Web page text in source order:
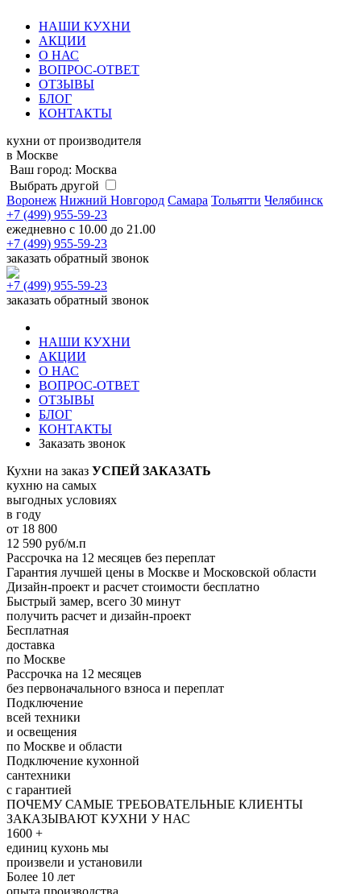
НАШИ КУХНИ
АКЦИИ
О НАС
ВОПРОС-ОТВЕТ
ОТЗЫВЫ
БЛОГ
КОНТАКТЫ
кухни от производителя
в Москве
Ваш город: Москва
Выбрать другой
Воронеж Нижний Новгород Самара Тольятти Челябинск
+7 (499) 955-59-23
ежедневно с 10.00 до 21.00
+7 (499) 955-59-23
заказать обратный звонок
+7 (499) 955-59-23
заказать обратный звонок
НАШИ КУХНИ
АКЦИИ
О НАС
ВОПРОС-ОТВЕТ
ОТЗЫВЫ
БЛОГ
КОНТАКТЫ
Заказать звонок
Кухни на заказ УСПЕЙ ЗАКАЗАТЬ
кухню на самых
выгодных условиях
в году
от 18 800
12 590 руб/м.п
Рассрочка на 12 месяцев без переплат
Гарантия лучшей цены в Москве и Московской области
Дизайн-проект и расчет стоимости бесплатно
Быстрый замер, всего 30 минут
получить расчет и дизайн-проект
Бесплатная
доставка
по Москве
Рассрочка на 12 месяцев
без первоначального взноса и переплат
Подключение
всей техники
и освещения
по Москве и области
Подключение кухонной
сантехники
с гарантией
ПОЧЕМУ САМЫЕ ТРЕБОВАТЕЛЬНЫЕ КЛИЕНТЫ
ЗАКАЗЫВАЮТ КУХНИ У НАС
1600 +
единиц кухонь мы
произвели и установили
Более 10 лет
опыта производства